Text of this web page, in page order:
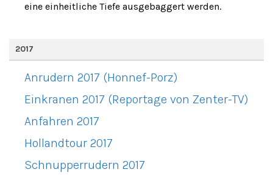
eine einheitliche Tiefe ausgebaggert werden.
2017
Anrudern 2017 (Honnef-Porz)
Einkranen 2017 (Reportage von Zenter-TV)
Anfahren 2017
Hollandtour 2017
Schnupperrudern 2017